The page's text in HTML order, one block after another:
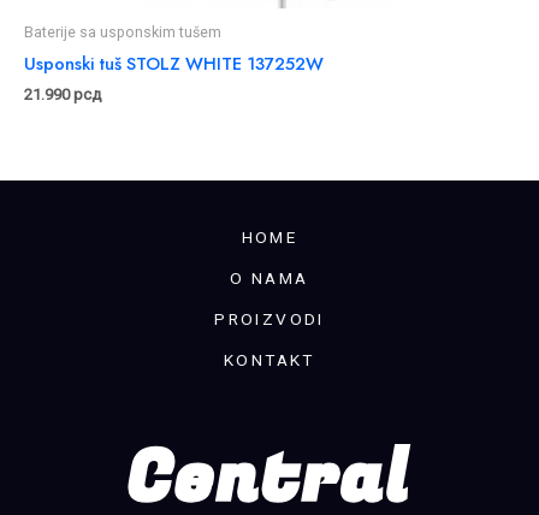
Baterije sa usponskim tušem
Usponski tuš STOLZ WHITE 137252W
21.990рсд
HOME
O NAMA
PROIZVODI
KONTAKT